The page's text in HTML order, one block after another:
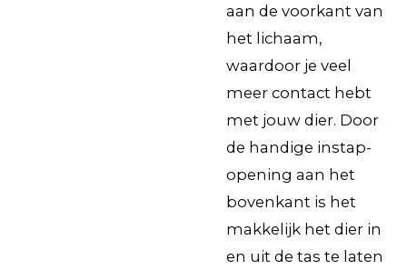
aan de voorkant van
het lichaam,
waardoor je veel
meer contact hebt
met jouw dier. Door
de handige instap-
opening aan het
bovenkant is het
makkelijk het dier in
en uit de tas te laten